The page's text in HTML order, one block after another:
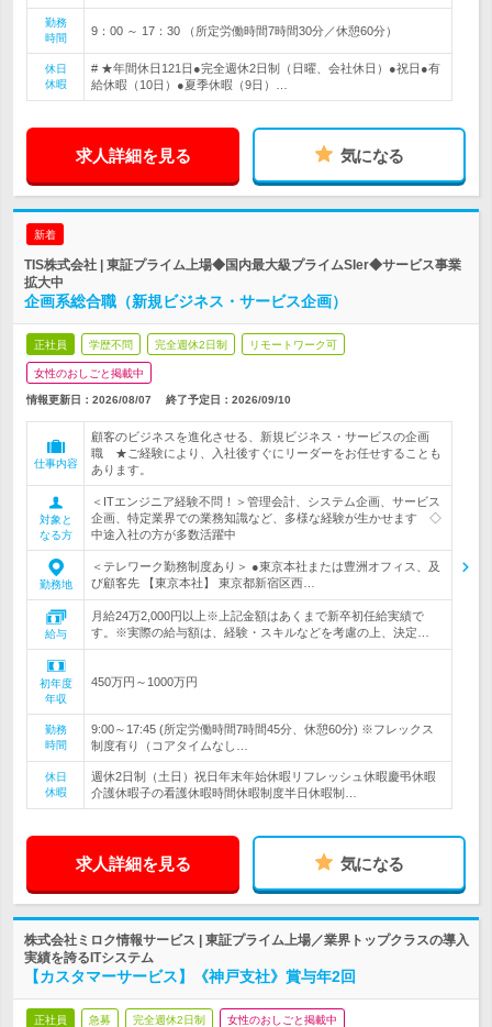
勤務
時間
9：00 ～ 17：30 （所定労働時間7時間30分／休憩60分）
休日
休暇
# ★年間休日121日●完全週休2日制（日曜、会社休日）●祝日●有
給休暇（10日）●夏季休暇（9日）…
求人詳細を見る 気になる
新着
TIS株式会社 | 東証プライム上場◆国内最大級プライムSIer◆サービス事業
拡大中
企画系総合職（新規ビジネス・サービス企画）
正社員 学歴不問 完全週休2日制 リモートワーク可
女性のおしごと掲載中
情報更新日：2026/08/07 終了予定日： 2026/09/10
仕事内容
顧客のビジネスを進化させる、新規ビジネス・サービスの企画
職 ★ご経験により、入社後すぐにリーダーをお任せすることも
あります。
対象と
なる方
＜ITエンジニア経験不問！＞管理会計、システム企画、サービス
企画、特定業界での業務知識など、多様な経験が生かせます ◇
中途入社の方が多数活躍中
勤務地
＜テレワーク勤務制度あり＞ ●東京本社または豊洲オフィス、及
び顧客先 【東京本社】 東京都新宿区西…
給与
月給24万2,000円以上※上記金額はあくまで新卒初任給実績で
す。※実際の給与額は、経験・スキルなどを考慮の上、決定…
初年度
年収
450万円～1000万円
勤務
時間
9:00～17:45 (所定労働時間7時間45分、休憩60分) ※フレックス
制度有り（コアタイムなし…
休日
休暇
週休2日制（土日）祝日年末年始休暇リフレッシュ休暇慶弔休暇
介護休暇子の看護休暇時間休暇制度半日休暇制…
求人詳細を見る 気になる
株式会社ミロク情報サービス | 東証プライム上場／業界トップクラスの導入
実績を誇るITシステム
【カスタマーサービス】《神戸支社》賞与年2回
正社員 急募 完全週休2日制 女性のおしごと掲載中